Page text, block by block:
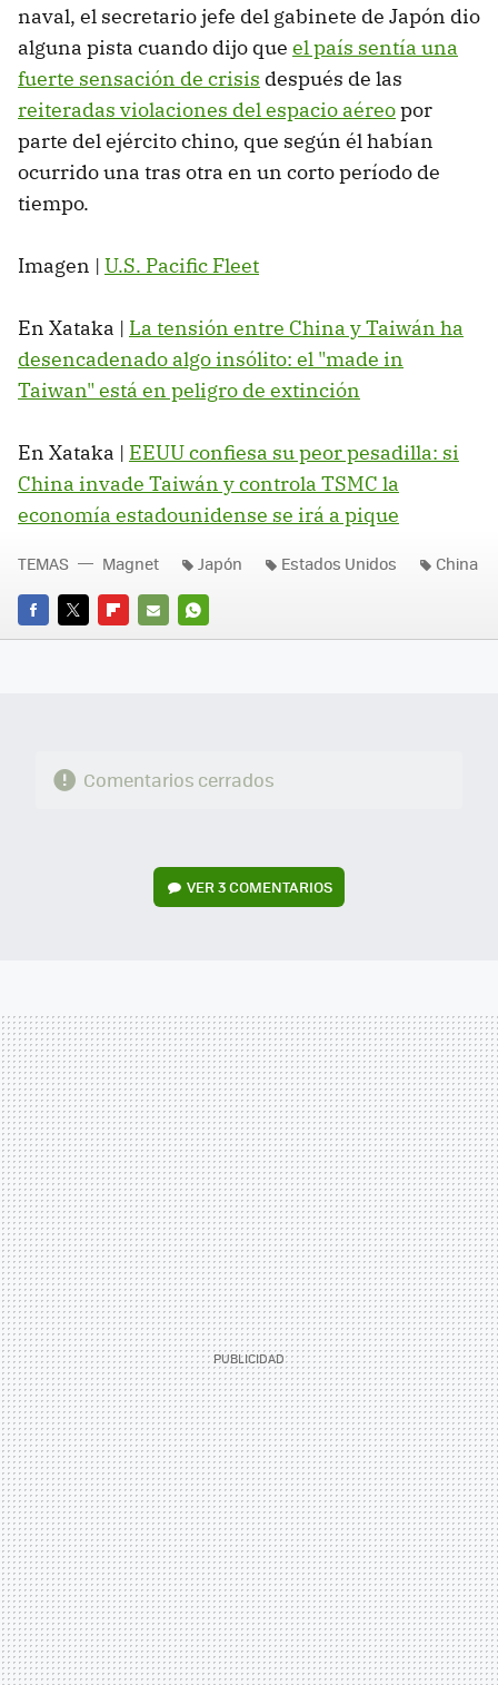
naval, el secretario jefe del gabinete de Japón dio
alguna pista cuando dijo que el país sentía una
fuerte sensación de crisis después de las
reiteradas violaciones del espacio aéreopor
parte del ejército chino, que según él habían
ocurrido una tras otra en un corto período de
tiempo.
Imagen | U.S. Pacific Fleet
En Xataka | La tensión entre China y Taiwán ha
desencadenado algo insólito: el "made in
Taiwan" está en peligro de extinción
En Xataka | EEUU confiesa su peor pesadilla: si
China invade Taiwán y controla TSMC la
economía estadounidense se irá a pique
FACEBOOK
TWITTERFLIPBOARD
E-
WHATSAPP
TEMAS Magnet Japón Estados Unidos China
Comentarios cerrados
VER3 COMENTARIOS